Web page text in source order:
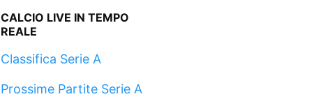
CALCIO LIVE IN TEMPO
REALE
Classifica Serie A
Prossime Partite Serie A